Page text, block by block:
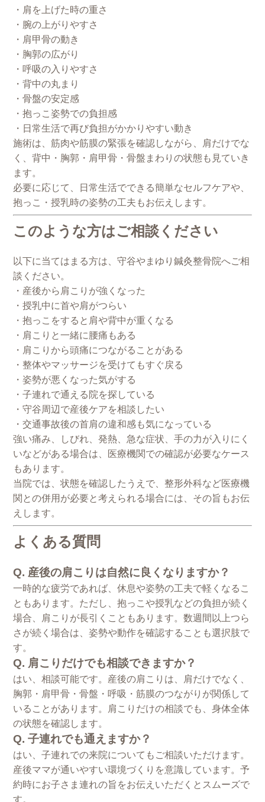
・肩を上げた時の重さ
・腕の上がりやすさ
・肩甲骨の動き
・胸郭の広がり
・呼吸の入りやすさ
・背中の丸まり
・骨盤の安定感
・抱っこ姿勢での負担感
・日常生活で再び負担がかかりやすい動き
施術は、筋肉や筋膜の緊張を確認しながら、肩だけでな
く、背中・胸郭・肩甲骨・骨盤まわりの状態も見ていき
ます。
必要に応じて、日常生活でできる簡単なセルフケアや、
抱っこ・授乳時の姿勢の工夫もお伝えします。
このような方はご相談ください
以下に当てはまる方は、守谷やまゆり鍼灸整骨院へご相
談ください。
・産後から肩こりが強くなった
・授乳中に首や肩がつらい
・抱っこをすると肩や背中が重くなる
・肩こりと一緒に腰痛もある
・肩こりから頭痛につながることがある
・整体やマッサージを受けてもすぐ戻る
・姿勢が悪くなった気がする
・子連れで通える院を探している
・守谷周辺で産後ケアを相談したい
・交通事故後の首肩の違和感も気になっている
強い痛み、しびれ、発熱、急な症状、手の力が入りにく
いなどがある場合は、医療機関での確認が必要なケース
もあります。
当院では、状態を確認したうえで、整形外科など医療機
関との併用が必要と考えられる場合には、その旨もお伝
えします。
よくある質問
Q. 産後の肩こりは自然に良くなりますか？
一時的な疲労であれば、休息や姿勢の工夫で軽くなるこ
ともあります。ただし、抱っこや授乳などの負担が続く
場合、肩こりが長引くこともあります。数週間以上つら
さが続く場合は、姿勢や動作を確認することも選択肢で
す。
Q. 肩こりだけでも相談できますか？
はい、相談可能です。産後の肩こりは、肩だけでなく、
胸郭・肩甲骨・骨盤・呼吸・筋膜のつながりが関係して
いることがあります。肩こりだけの相談でも、身体全体
の状態を確認します。
Q. 子連れでも通えますか？
はい、子連れでの来院についてもご相談いただけます。
産後ママが通いやすい環境づくりを意識しています。予
約時にお子さま連れの旨をお伝えいただくとスムーズで
す。